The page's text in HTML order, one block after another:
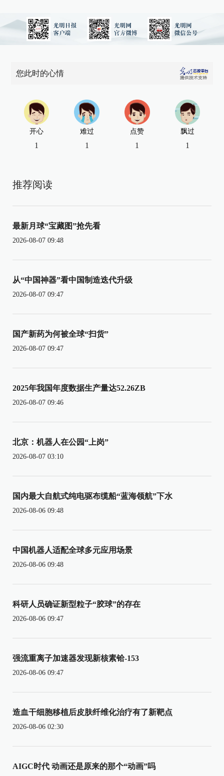
您此时的心情
开心
1
难过
1
点赞
1
飘过
1
推荐阅读
最新月球“宝藏图”抢先看
2026-08-07 09:48
从“中国神器”看中国制造迭代升级
2026-08-07 09:47
国产新药为何被全球“扫货”
2026-08-07 09:47
2025年我国年度数据生产量达52.26ZB
2026-08-07 09:46
北京：机器人在公园“上岗”
2026-08-07 03:10
国内最大自航式纯电驱布缆船“蓝海领航”下水
2026-08-06 09:48
中国机器人适配全球多元应用场景
2026-08-06 09:48
科研人员确证新型粒子“胶球”的存在
2026-08-06 09:47
强流重离子加速器发现新核素铪-153
2026-08-06 09:47
造血干细胞移植后皮肤纤维化治疗有了新靶点
2026-08-06 02:30
AIGC时代 动画还是原来的那个“动画”吗